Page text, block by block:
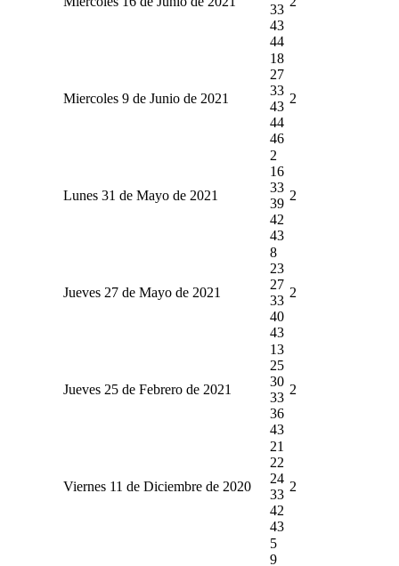
33
43
44
Miercoles 9 de Junio de 2021
18
27
33
43
44
46
2
Lunes 31 de Mayo de 2021
2
16
33
39
42
43
2
Jueves 27 de Mayo de 2021
8
23
27
33
40
43
2
Jueves 25 de Febrero de 2021
13
25
30
33
36
43
2
Viernes 11 de Diciembre de 2020
21
22
24
33
42
43
2
5
9